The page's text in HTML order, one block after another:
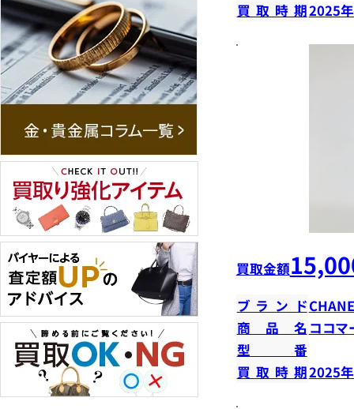
買取時期2025
買取金額
ブランド
商品名 ココマ
型番
買取時期2025